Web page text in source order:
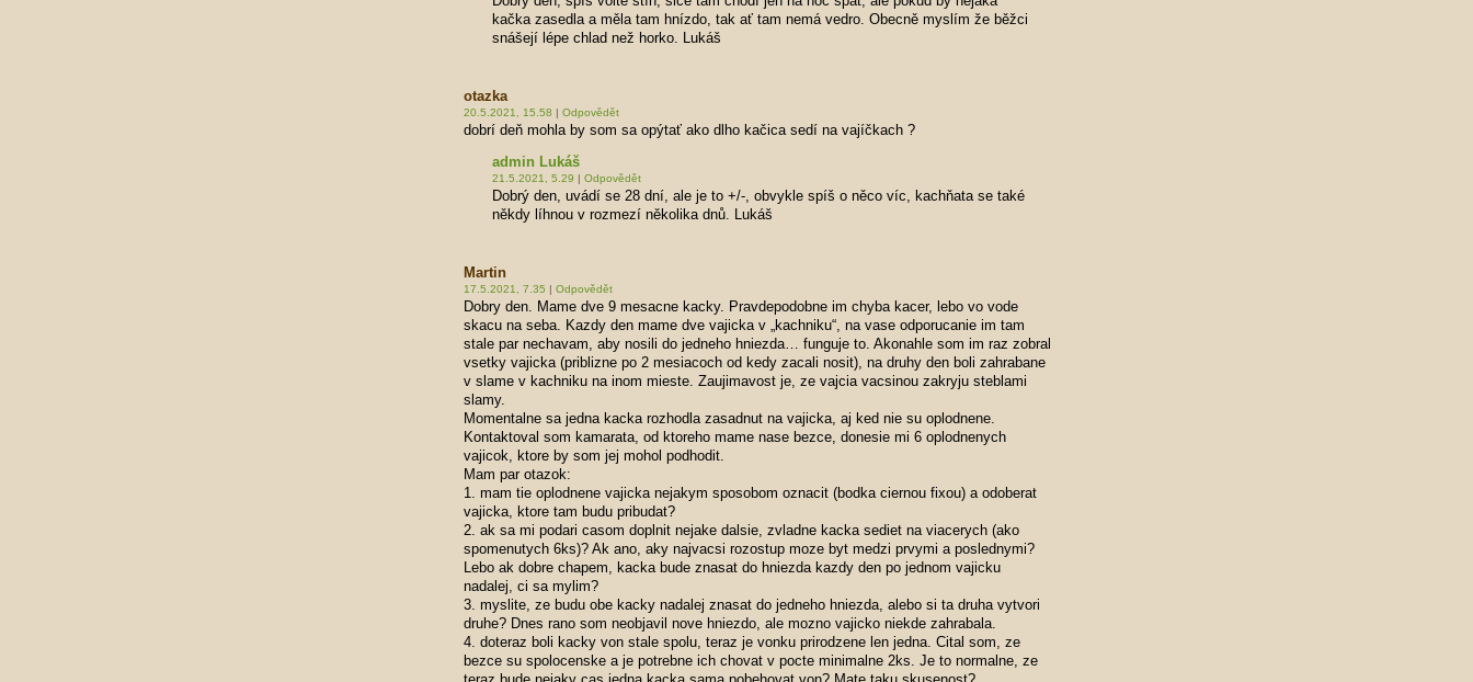
kačka zasedla a měla tam hnízdo, tak ať tam nemá vedro. Obecně myslím že běžci
snášejí lépe chlad než horko. Lukáš
otazka
20.5.2021, 15.58 | Odpovědět
dobrí deň mohla by som sa opýtať ako dlho kačica sedí na vajíčkach ?
admin Lukáš
21.5.2021, 5.29 | Odpovědět
Dobrý den, uvádí se 28 dní, ale je to +/-, obvykle spíš o něco víc, kachňata se také
někdy líhnou v rozmezí několika dnů. Lukáš
Martin
17.5.2021, 7.35 | Odpovědět
Dobry den. Mame dve 9 mesacne kacky. Pravdepodobne im chyba kacer, lebo vo vode
skacu na seba. Kazdy den mame dve vajicka v „kachniku“, na vase odporucanie im tam
stale par nechavam, aby nosili do jedneho hniezda… funguje to. Akonahle som im raz zobral
vsetky vajicka (priblizne po 2 mesiacoch od kedy zacali nosit), na druhy den boli zahrabane
v slame v kachniku na inom mieste. Zaujimavost je, ze vajcia vacsinou zakryju steblami
slamy.
Momentalne sa jedna kacka rozhodla zasadnut na vajicka, aj ked nie su oplodnene.
Kontaktoval som kamarata, od ktoreho mame nase bezce, donesie mi 6 oplodnenych
vajicok, ktore by som jej mohol podhodit.
Mam par otazok:
1. mam tie oplodnene vajicka nejakym sposobom oznacit (bodka ciernou fixou) a odoberat
vajicka, ktore tam budu pribudat?
2. ak sa mi podari casom doplnit nejake dalsie, zvladne kacka sediet na viacerych (ako
spomenutych 6ks)? Ak ano, aky najvacsi rozostup moze byt medzi prvymi a poslednymi?
Lebo ak dobre chapem, kacka bude znasat do hniezda kazdy den po jednom vajicku
nadalej, ci sa mylim?
3. myslite, ze budu obe kacky nadalej znasat do jedneho hniezda, alebo si ta druha vytvori
druhe? Dnes rano som neobjavil nove hniezdo, ale mozno vajicko niekde zahrabala.
4. doteraz boli kacky von stale spolu, teraz je vonku prirodzene len jedna. Cital som, ze
bezce su spolocenske a je potrebne ich chovat v pocte minimalne 2ks. Je to normalne, ze